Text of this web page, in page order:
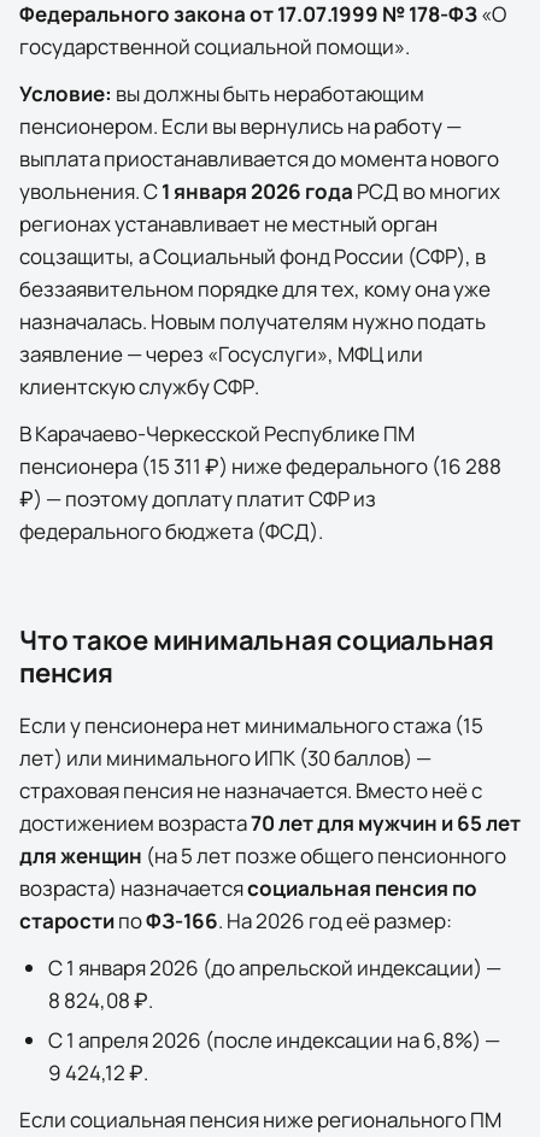
Федерального закона от 17.07.1999 № 178-ФЗ«О
государственной социальной помощи».
Условие: вы должны быть неработающим
пенсионером. Если вы вернулись на работу —
выплата приостанавливается до момента нового
увольнения. С1 января 2026 года РСД во многих
регионах устанавливает не местный орган
соцзащиты, а Социальный фонд России (СФР), в
беззаявительном порядке для тех, кому она уже
назначалась. Новым получателям нужно подать
заявление — через «Госуслуги», МФЦ или
клиентскую службу СФР.
ВКарачаево-Черкесской РеспубликеПМ
пенсионера (15 311 ₽) ниже федерального (16 288
₽) — поэтому доплату платит СФР из
федерального бюджета (ФСД).
Что такое минимальная социальная
пенсия
Если у пенсионера нет минимального стажа (15
лет) или минимального ИПК (30 баллов) —
страховая пенсия не назначается. Вместо неё с
достижением возраста70 лет для мужчин и 65 лет
для женщин (на 5 лет позже общего пенсионного
возраста) назначаетсясоциальная пенсия по
старостипоФЗ-166. На2026 год её размер:
С 1 января2026 (до апрельской индексации) —
8 824,08 ₽.
С 1 апреля2026 (после индексации на6,8%) —
9 424,12 ₽.
Если социальная пенсия ниже регионального ПМ